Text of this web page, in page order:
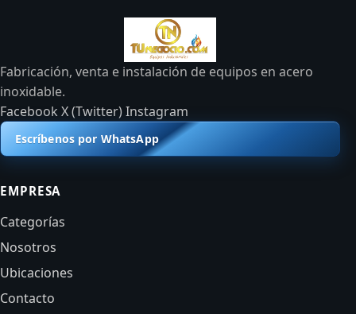
Fabricación, venta e instalación de equipos en acero
inoxidable.
FacebookX (Twitter)Instagram
Escríbenos por WhatsApp
EMPRESA
Categorías
Nosotros
Ubicaciones
Contacto